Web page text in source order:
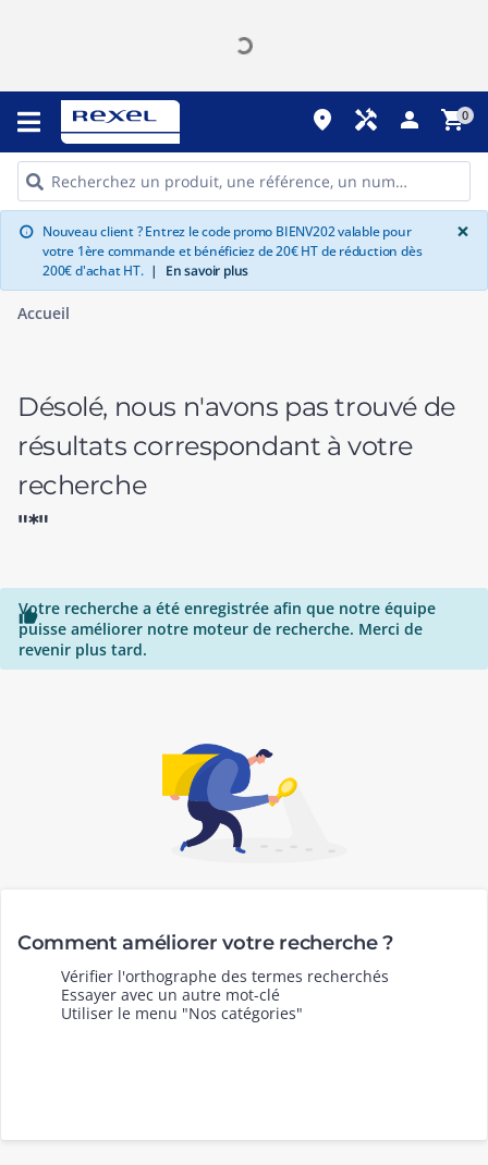
place handyman person shopping_cart0
info Nouveau client ? Entrez le code promo BIENV202 valable pour
votre 1ère commande et bénéficiez de 20€ HT de réduction dès
200€ d'achat HT. | En savoir plus
×
Accueil
Désolé, nous n'avons pas trouvé de
résultats correspondant à votre
recherche
"*"

Votre recherche a été enregistrée afin que notre équipe
puisse améliorer notre moteur de recherche. Merci de
revenir plus tard.
Comment améliorer votre recherche ?
Vérifier l'orthographe des termes recherchés
Essayer avec un autre mot-clé
Utiliser le menu "Nos catégories"